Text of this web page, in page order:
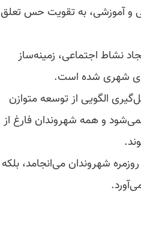
و آموزشی، به تقویت حس تعلق
نشاط اجتماعی، زمینه‌ساز
شهری شده است.
الگویی از توسعه متوازن
و همه شهروندان فارغ از
شهروندان می‌انجامد، بلکه